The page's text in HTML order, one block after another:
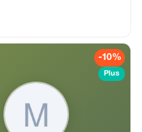
-10%
Plus